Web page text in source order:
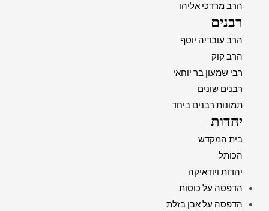
הרב מרדכי אליהו
רבנים
הרב עובדיה יוסף
הרב קוק
רבי שמעון בר יוחאי
רבנים שונים
תמונות רבנים ביחד
יהדות
בית המקדש
הכותל
יהדות ויודאיקה
הדפסה על כוסות
הדפסה על אבן בזלת